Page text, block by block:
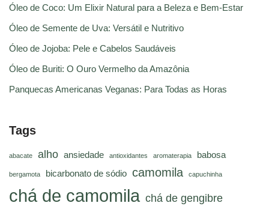
Óleo de Coco: Um Elixir Natural para a Beleza e Bem-Estar
Óleo de Semente de Uva: Versátil e Nutritivo
Óleo de Jojoba: Pele e Cabelos Saudáveis
Óleo de Buriti: O Ouro Vermelho da Amazônia
Panquecas Americanas Veganas: Para Todas as Horas
Tags
abacate alho ansiedade antioxidantes aromaterapia babosa
bergamota bicarbonato de sódio camomila capuchinha
chá de camomila chá de gengibre